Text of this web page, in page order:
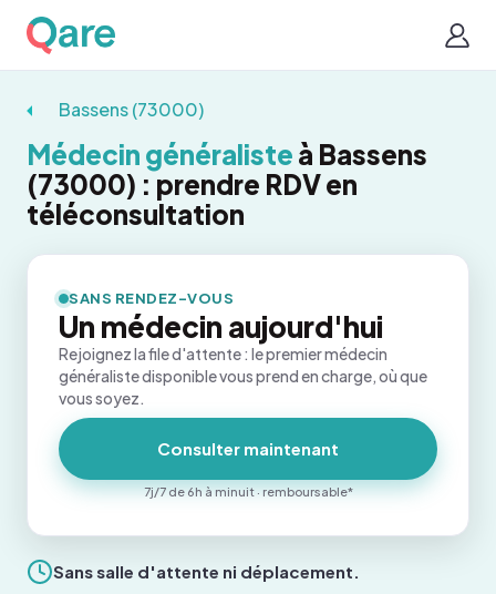
Bassens (73000)
Médecin généraliste à Bassens
(73000) : prendre RDV en
téléconsultation
Sans salle d'attente ni déplacement.
SANS RENDEZ-VOUS
Un médecin aujourd'hui
Rejoignez la file d'attente : le premier médecin
généraliste disponible vous prend en charge, où que
vous soyez.
Consulter maintenant
7j/7 de 6h à minuit · remboursable*